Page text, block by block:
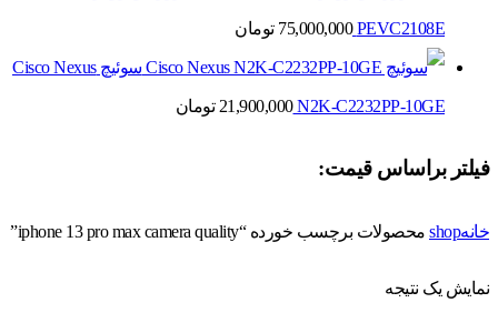
PEVC2108E
75,000,000 تومان
سوئیچ Cisco Nexus
N2K-C2232PP-10GE
21,900,000 تومان
فیلتر براساس قیمت:
خانهshop محصولات برچسب خورده “iphone 13 pro max camera quality”
نمایش یک نتیجه